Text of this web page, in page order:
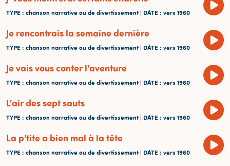
TYPE : chanson narrative ou de divertissement | DATE : vers 1960
Je rencontrais la semaine dernière
TYPE : chanson narrative ou de divertissement | DATE : vers 1960
Je vais vous conter l'aventure
TYPE : chanson narrative ou de divertissement | DATE : vers 1960
L'air des sept sauts
TYPE : chanson narrative ou de divertissement | DATE : vers 1960
La p'tite a bien mal à la tête
TYPE : chanson narrative ou de divertissement | DATE : vers 1960